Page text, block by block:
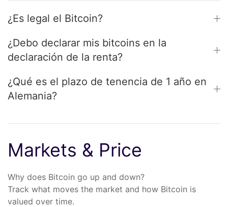
¿Es legal el Bitcoin?
¿Debo declarar mis bitcoins en la
declaración de la renta?
¿Qué es el plazo de tenencia de 1 año en
Alemania?
Markets & Price
Why does Bitcoin go up and down?
Track what moves the market and how Bitcoin is
valued over time.